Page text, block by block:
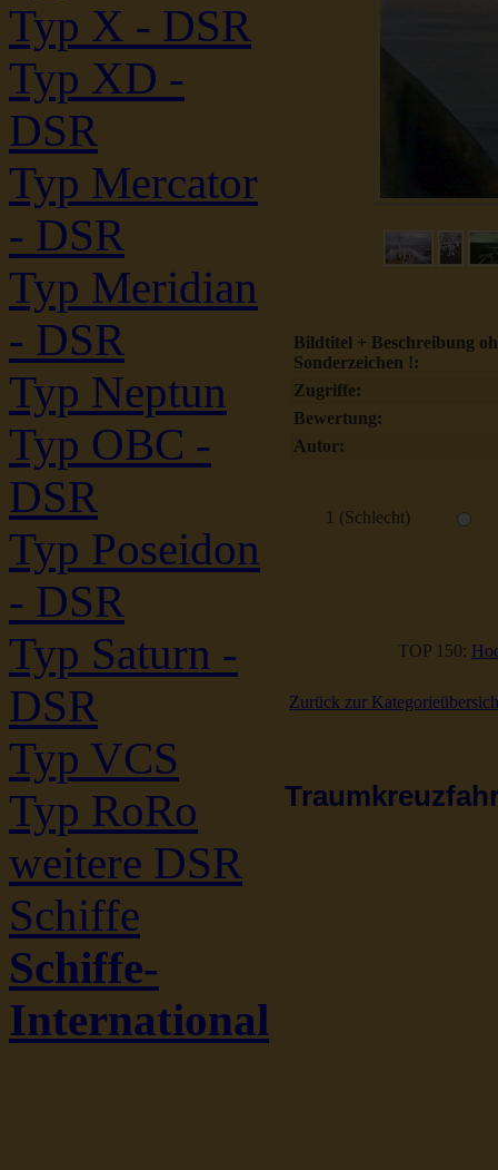
Typ X - DSR
Typ XD -
DSR
Typ Mercator
- DSR
Typ Meridian
- DSR
Typ Neptun
Typ OBC -
DSR
Typ Poseidon
- DSR
Typ Saturn -
DSR
Typ VCS
Typ RoRo
weitere DSR
Schiffe
Schiffe-
International
Bildtitel + Beschreibung
Sonderzeichen !:
Zugriffe:
Bewertung:
Autor:
1 (Schlecht)
TOP 150:
Zurück zur